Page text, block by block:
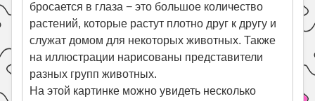
бросается в глаза − это большое количество
растений, которые растут плотно друг к другу и
служат домом для некоторых животных. Также
на иллюстрации нарисованы представители
разных групп животных.
На этой картинке можно увидеть несколько